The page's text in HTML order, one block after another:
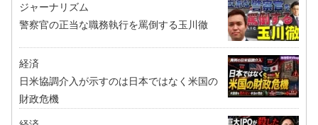
ジャーナリズム
警察官の正当な職務執行を罵倒する玉川徹
経済
日米協調介入が示すのは日本ではなく米国の
財政危機